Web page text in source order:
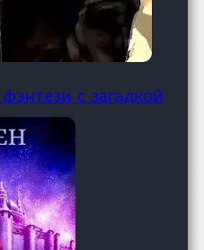
с загадкой